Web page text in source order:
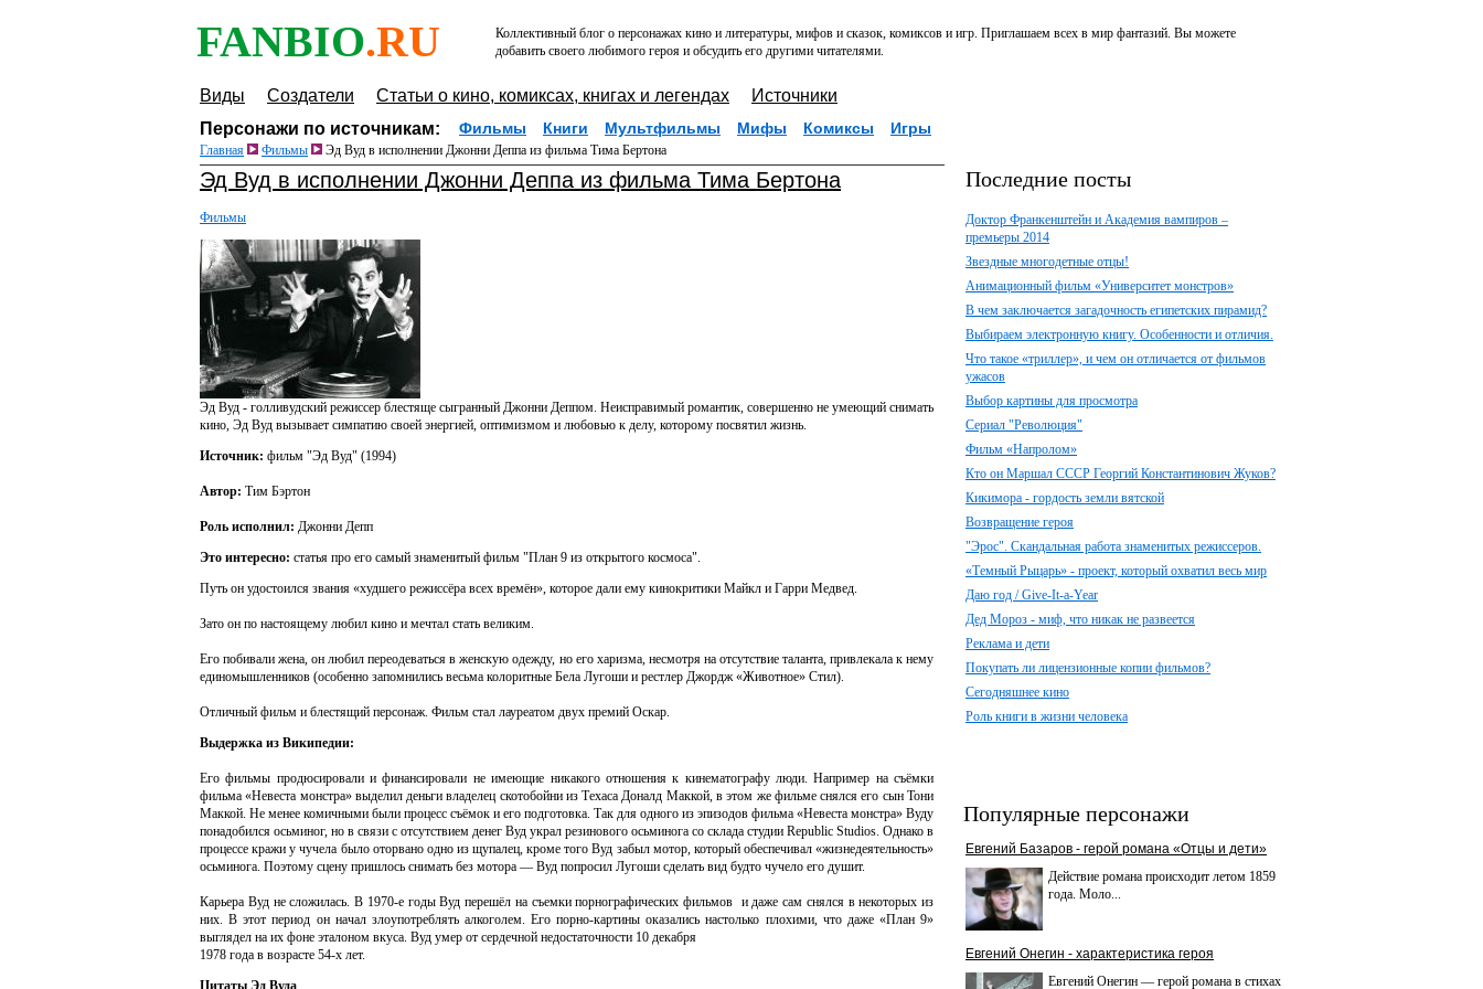
FANBIO.RU
Коллективный блог о персонажах кино и литературы, мифов и сказок, комиксов и игр. Приглашаем всех в мир фантазий. Вы можете
добавить своего любимого героя и обсудить его другими читателями.
Виды Создатели Статьи о кино, комиксах, книгах и легендах
Источники
Персонажи по источникам:
Фильмы Книги Мультфильмы Мифы Комиксы Игры
Главная Фильмы Эд Вуд в исполнении Джонни Деппа из фильма Тима Бертона
Эд Вуд в исполнении Джонни Деппа из фильма Тима Бертона
Фильмы
Эд Вуд - голливудский режиссер блестяще сыгранный Джонни Деппом. Неисправимый романтик, совершенно не умеющий снимать
кино, Эд Вуд вызывает симпатию своей энергией, оптимизмом и любовью к делу, которому посвятил жизнь.
Источник: фильм "Эд Вуд" (1994)
Автор: Тим Бэртон
Роль исполнил: Джонни Депп
Это интересно: статья про его самый знаменитый фильм "План 9 из открытого космоса".
Путь он удостоился звания «худшего режиссёра всех времён», которое дали ему кинокритики Майкл и Гарри Медвед.
Зато он по настоящему любил кино и мечтал стать великим.
Его побивали жена, он любил переодеваться в женскую одежду, но его харизма, несмотря на отсутствие таланта, привлекала к нему
единомышленников (особенно запомнились весьма колоритные Бела Лугоши и рестлер Джордж «Животное» Стил).
Отличный фильм и блестящий персонаж. Фильм стал лауреатом двух премий Оскар.
Выдержка из Википедии:
Его фильмы продюсировали и финансировали не имеющие никакого отношения к кинематографу люди. Например на съёмки
фильма «Невеста монстра» выделил деньги владелец скотобойни из Техаса Доналд Маккой, в этом же фильме снялся его сын Тони
Маккой. Не менее комичными были процесс съёмок и его подготовка. Так для одного из эпизодов фильма «Невеста монстра» Вуду
понадобился осьминог, но в связи с отсутствием денег Вуд украл резинового осьминога со склада студии Republic Studios. Однако в
процессе кражи у чучела было оторвано одно из щупалец, кроме того Вуд забыл мотор, который обеспечивал «жизнедеятельность»
осьминога. Поэтому сцену пришлось снимать без мотора — Вуд попросил Лугоши сделать вид будто чучело его душит.
Карьера Вуд не сложилась. В 1970-е годы Вуд перешёл на съемки порнографических фильмов и даже сам снялся в некоторых из
них. В этот период он начал злоупотреблять алкоголем. Его порно-картины оказались настолько плохими, что даже «План 9»
выглядел на их фоне эталоном вкуса. Вуд умер от сердечной недостаточности 10 декабря
1978 года в возрасте 54-х лет.
Цитаты Эд Вуда
Последние посты
Доктор Франкенштейн и Академия вампиров –
премьеры 2014
Звездные многодетные отцы!
Анимационный фильм «Университет монстров»
В чем заключается загадочность египетских пирамид?
Выбираем электронную книгу. Особенности и отличия.
Что такое «триллер», и чем он отличается от фильмов
ужасов
Выбор картины для просмотра
Сериал "Революция"
Фильм «Напролом»
Кто он Маршал СССР Георгий Константинович Жуков?
Кикимора - гордость земли вятской
Возвращение героя
"Эрос". Скандальная работа знаменитых режиссеров.
«Темный Рыцарь» - проект, который охватил весь мир
Даю год / Give-It-a-Year
Дед Мороз - миф, что никак не развеется
Реклама и дети
Покупать ли лицензионные копии фильмов?
Сегодняшнее кино
Роль книги в жизни человека
Популярные персонажи
Евгений Базаров - герой романа «Отцы и дети»
Действие романа происходит летом 1859
года. Моло...
Евгений Онегин - характеристика героя
Евгений Онегин — герой романа в стихах